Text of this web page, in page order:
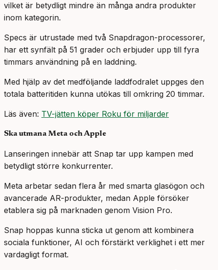
vilket är betydligt mindre än många andra produkter
inom kategorin.
Specs är utrustade med två Snapdragon-processorer,
har ett synfält på 51 grader och erbjuder upp till fyra
timmars användning på en laddning.
Med hjälp av det medföljande laddfodralet uppges den
totala batteritiden kunna utökas till omkring 20 timmar.
Läs även: TV-jätten köper Roku för miljarder
Ska utmana Meta och Apple
Lanseringen innebär att Snap tar upp kampen med
betydligt större konkurrenter.
Meta arbetar sedan flera år med smarta glasögon och
avancerade AR-produkter, medan Apple försöker
etablera sig på marknaden genom Vision Pro.
Snap hoppas kunna sticka ut genom att kombinera
sociala funktioner, AI och förstärkt verklighet i ett mer
vardagligt format.